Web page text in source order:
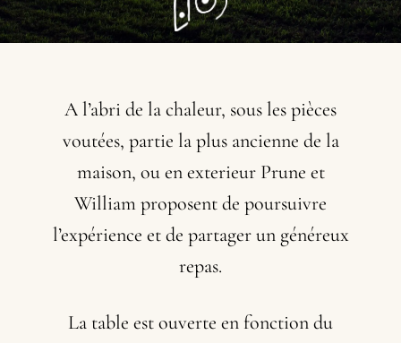
Al’abri de lachaleur, souslespièces
voutées, partie la plus ancienne de la
maison, ou en exterieur Prune et
Williamproposentde poursuivre
l’expérience et de partager un généreux
repas.
La table estouverte en fonctiondu